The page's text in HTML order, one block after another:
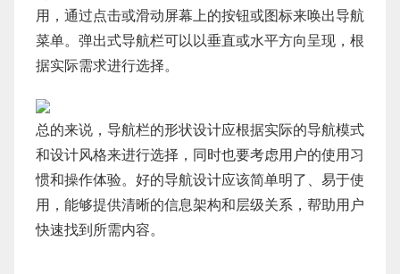
用，通过点击或滑动屏幕上的按钮或图标来唤出导航
菜单。弹出式导航栏可以以垂直或水平方向呈现，根
据实际需求进行选择。
总的来说，导航栏的形状设计应根据实际的导航模式
和设计风格来进行选择，同时也要考虑用户的使用习
惯和操作体验。好的导航设计应该简单明了、易于使
用，能够提供清晰的信息架构和层级关系，帮助用户
快速找到所需内容。